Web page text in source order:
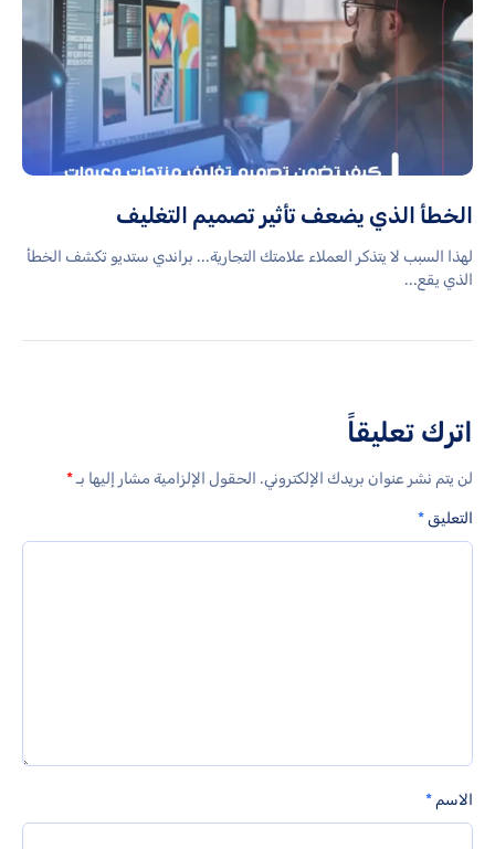
الخطأ الذي يضعف تأثير تصميم التغليف
لهذا السبب لا يتذكر العملاء علامتك التجارية... براندي ستديو تكشف الخطأ
الذي يقع...
اترك تعليقاً
لن يتم نشر عنوان بريدك الإلكتروني. الحقول الإلزامية مشار إليها بـ*
التعليق*
الاسم *